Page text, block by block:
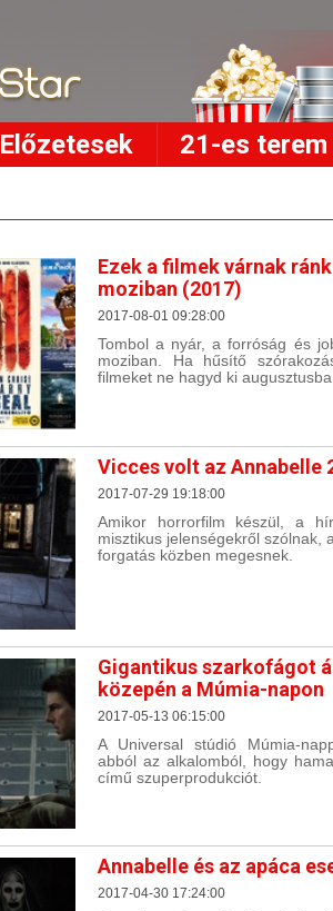
Előzetesek 21-es terem
Ezek a filmek várnak
moziban (2017)
2017-08-01 09:28:00
Tombol a nyár, a forróság és
moziban. Ha hűsítő
filmeket ne hagyd ki
Vicces volt az Annabelle
2017-07-29 19:18:00
Amikor horrorfilm készül, a
misztikus jelenségekről szólnak,
forgatás közben megesnek.
Gigantikus szarkofágot
közepén a Múmia-napon
2017-05-13 06:15:00
A Universal stúdió Múmia-
abból az alkalomból, hogy
című szuperprodukciót.
Annabelle és az apáca
2017-04-30 17:24:00